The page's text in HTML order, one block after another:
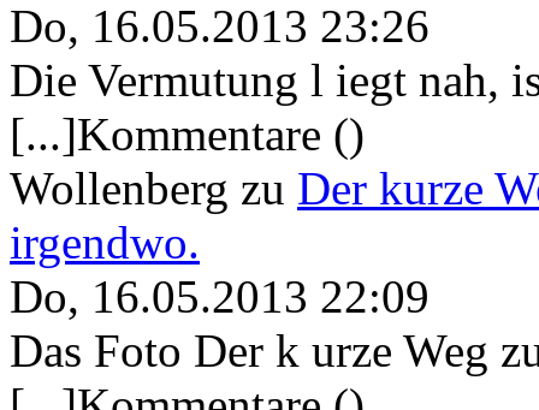
Do, 16.05.2013 23:26
Die Vermutung l iegt nah,
[...]Kommentare ()
Wollenberg zu Der kurze
irgendwo.
Do, 16.05.2013 22:09
Das Foto Der k urze Weg